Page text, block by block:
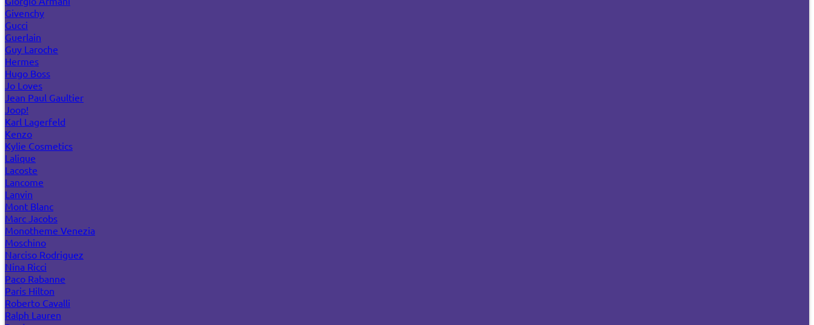
Givenchy
Gucci
Guerlain
Guy Laroche
Hermes
Hugo Boss
Jo Loves
Jean Paul Gaultier
Joop!
Karl Lagerfeld
Kenzo
Kylie Cosmetics
Lalique
Lacoste
Lancome
Lanvin
Mont Blanc
Marc Jacobs
Monotheme Venezia
Moschino
Narciso Rodriguez
Nina Ricci
Paco Rabanne
Paris Hilton
Roberto Cavalli
Ralph Lauren